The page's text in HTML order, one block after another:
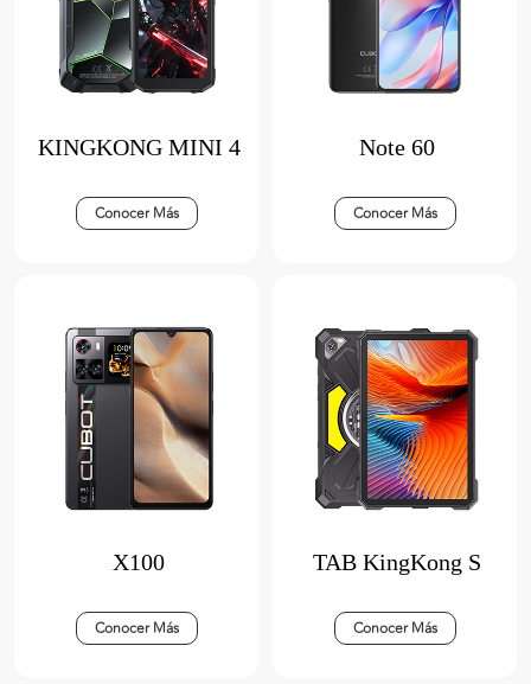
KINGKONG MINI 4
Conocer Más
Note 60
Conocer Más
X100
Conocer Más
TAB KingKong S
Conocer Más